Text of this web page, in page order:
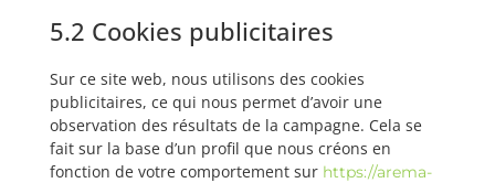
5.2 Cookies publicitaires
Sur ce site web, nous utilisons des cookies
publicitaires, ce qui nous permet d’avoir une
observation des résultats de la campagne. Cela se
fait sur la base d’un profil que nous créons en
fonction de votre comportement sur https://arema-